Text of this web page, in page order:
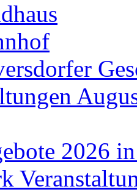
2026